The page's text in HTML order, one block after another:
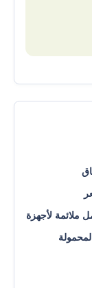
ملائمة لأجهزة